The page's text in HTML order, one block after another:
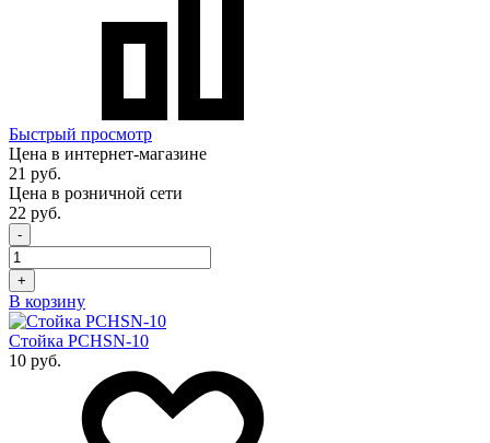
Быстрый просмотр
Цена в интернет-магазине
21 руб.
Цена в розничной сети
22 руб.
-
+
В корзину
Стойка PCHSN-10
10 руб.